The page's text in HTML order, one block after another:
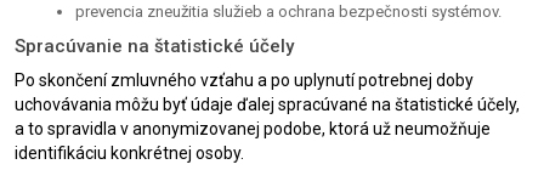
prevencia zneužitia služieb a ochrana bezpečnosti systémov.
Spracúvanie na štatistické účely
Po skončení zmluvného vzťahu a po uplynutí potrebnej doby
uchovávania môžu byť údaje ďalej spracúvané na štatistické účely,
a to spravidla v anonymizovanej podobe, ktorá už neumožňuje
identifikáciu konkrétnej osoby.